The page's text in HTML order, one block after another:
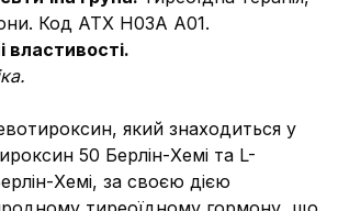
Код АТХ Н03А А01.
властивості.
який знаходиться у
50 Берлін-Хемі та L-
Хемі, за своєю дією